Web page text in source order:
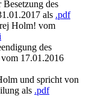
des
als .pdf
Holm! vom
des
17.01.2016
und spricht von
als .pdf